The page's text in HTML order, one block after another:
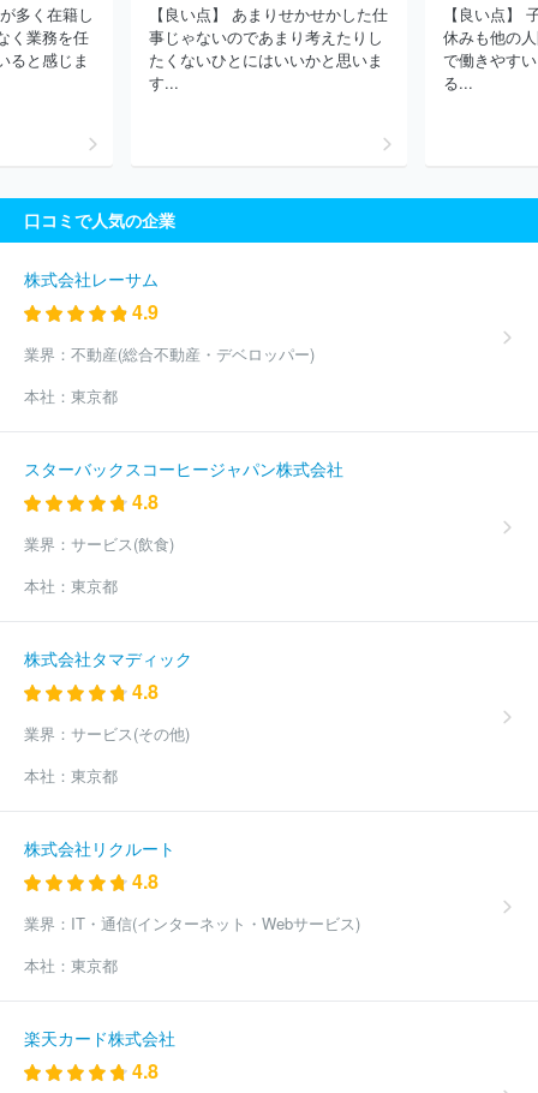
ツアメニティー株式会社
住友林業ホームサービス株式会社
株式
会社シー・エフ・ネッツ
株式会社レオパレス２１
株式会社アサ
ヒファシリティズ
株式会社ハウスポート
株式会社ハウスメイト
三井住友トラスト不動産株式会社
野村不動産ソリューション
ネジメント株式会社
株式会社毎日コムネット
株式会社エイト
帝国不動産株式会社
株式会社ケン・コーポレーション
ヴェリタス・インベストメント
開発株式会社
株式会社リッチロード
ほか(4776件)
多く在籍し
く業務を任
ると感じま
【良い点】 あまりせかせかした仕
事じゃないのであまり考えたりし
たくないひとにはいいかと思いま
す...
【良い点】
休みも他の
で働きやす
る...
口コミで人気の企業
株式会社レーサム
4.9
業界： 不動産(総合不動産・デベロッパー)
本社： 東京都
スターバックスコーヒージャパン株式会社
4.8
業界： サービス(飲食)
本社： 東京都
株式会社タマディック
4.8
業界： サービス(その他)
本社： 東京都
株式会社リクルート
4.8
業界： IT・通信(インターネット・Webサービス)
本社： 東京都
楽天カード株式会社
4.8